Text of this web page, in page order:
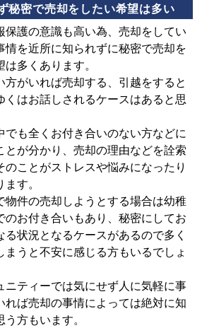
秘密で売却をしたい希望は多い
保護の意識も高い為、売却をしてい
情を近所に知られずに秘密で売却を
多くあります。
方がいれば売却する、引越をすると
くはお話しされるケースはあると思
でも全くお付き合いのない方などに
とが分かり、売却の理由などを詮索
のことがストレスや悩みになったり
す。
物件の売却しようとする場合は幼稚
のお付き合いもあり、秘密にしてお
る状況となるケースがあるので多く
まうと不安に感じる方もいるでしょ
ニティーでは気にせず人に気軽に事
れば売却の事情によっては絶対に知
方もいます。